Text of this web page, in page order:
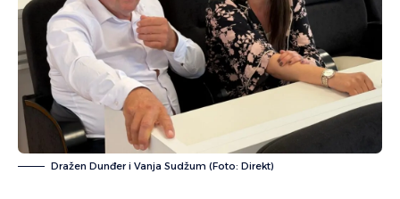
Dražen Dunđer i Vanja Sudžum (Foto: Direkt)